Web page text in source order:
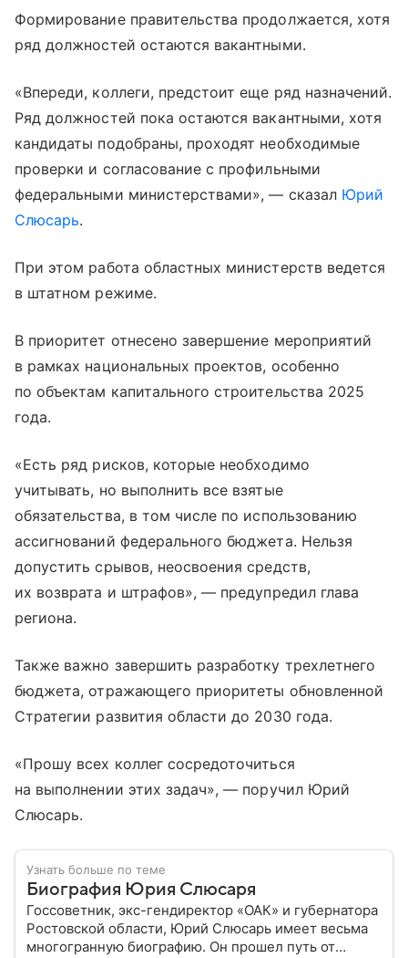
Формирование правительства продолжается, хотя
ряд должностей остаются вакантными.
«Впереди, коллеги, предстоит еще ряд назначений.
Ряд должностей пока остаются вакантными, хотя
кандидаты подобраны, проходят необходимые
проверки и согласование с профильными
федеральными министерствами», — сказал Юрий
Слюсарь.
При этом работа областных министерств ведется
в штатном режиме.
В приоритет отнесено завершение мероприятий
в рамках национальных проектов, особенно
по объектам капитального строительства 2025
года.
«Есть ряд рисков, которые необходимо
учитывать, но выполнить все взятые
обязательства, в том числе по использованию
ассигнований федерального бюджета. Нельзя
допустить срывов, неосвоения средств,
их возврата и штрафов», — предупредил глава
региона.
Также важно завершить разработку трехлетнего
бюджета, отражающего приоритеты обновленной
Стратегии развития области до 2030 года.
«Прошу всех коллег сосредоточиться
на выполнении этих задач», — поручил Юрий
Слюсарь.
Узнать больше по теме
Биография Юрия Слюсаря
Госсоветник, экс-гендиректор «ОАК» и губернатора
Ростовской области, Юрий Слюсарь имеет весьма
многогранную биографию. Он прошел путь от